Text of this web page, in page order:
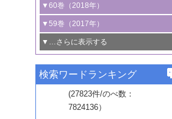
る非貴金属触媒の研究動向
5号 ゼオライトの合成と応用における研
究動向
6号 ヘテロ接合界面
B号 第135回触媒討論会（2025年）
線を利用した触媒解析技術の最先端
5号 単原子触媒
6号 参照触媒委員会からのお知らせ
B号 第133回触媒討論会（2023年）
4号 格子酸素・格子酸素欠陥を利用した
触媒反応
5号 生体触媒によるエネルギー変換反応
6号 窒素とリンの循環のための触媒・機
能性材料
めの触媒技術
4号 若手による情報発信企画～とびたて
若き触媒の研究者たち～（1）
若き触媒の研究者たち～（2）
6号 石油のノーブル・ユースを志向した
触媒技術
3号 特殊反応場を利用した触媒的分子変
換反応
4号 多孔質材料を用いた触媒の新展開
5号 情報学的手法を用いた触媒開発
6号 カーボンニュートラルに向けた電解
技術
B号 第127回触媒討論会（2021年・オン
ライン開催(Zoom)のみ）
2号 機能化学品製造に資するクリーンな
触媒的酸化反応
3号 水処理のための触媒化学
4号 光触媒を用いた水分解の最新の研究
動向
5号 次世代の触媒プロセスを支えるマイ
1号 物質移動制御に着目した触媒プロセ
ス開発
2号 CO2 フリー水素サプライチェーンに
関わる触媒開発動向
3号 精密高分子合成に関する最近の研究
動向
4号 バイオマス化成品製造のための触媒
▼60巻（2018年）
1号 固体酸触媒の最新の研究動向
2号 二酸化炭素からの有用化学品合成
3号 ナノ粒子・クラスター触媒の最前線
4号 60周年記念企画
5号 進化するゼオライト合成技術
6号 非貴金属系触媒における電気化学的
▼59巻（2017年）
1号 いたるところに，触媒
最先端技術
3号 無機分離膜材料の開発と触媒反応プ
ロセスへの適用
▼…さらに表示する
1号 ユニークな構造の高分子を生み出す触
2号 リグニンからの化成品製造に向けた触
▼57巻（2015年）
1号 水素キャリアにかかわる触媒技術の新
▼56巻（2014年）
検索ワードランキング
(27823件/のべ数：
7824136）